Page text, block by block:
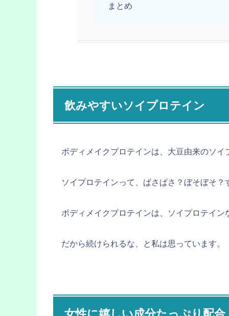
まとめ
飲みやすいソイプロテイン
ボディメイクプロテインは、大豆由来のソ
ソイプロテインって、ぱさぱさ？ぼそぼそ
ボディメイクプロテインは、ソイプロテイ
だから続けられるな、と私は思っています。
女性に嬉しい成分たっぷり配合